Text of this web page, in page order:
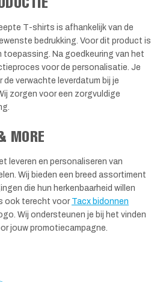
T-shirts is afhankelijk van de
bedrukking. Voor dit product is
toepassing. Na goedkeuring van het
voor de personalisatie. Je
verwachte leverdatum bij je
zorgen voor een zorgvuldige
MORE
leveren en personaliseren van
Wij bieden een breed assortiment
die hun herkenbaarheid willen
ook terecht voor Tacx bidonnen
Wij ondersteunen je bij het vinden
jouw promotiecampagne.